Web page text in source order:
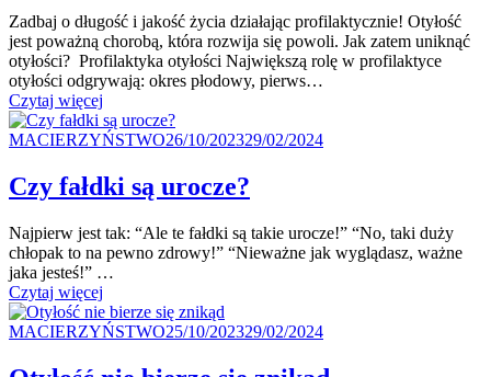
Zadbaj o długość i jakość życia działając profilaktycznie! Otyłość
jest poważną chorobą, która rozwija się powoli. Jak zatem uniknąć
otyłości? Profilaktyka otyłości Największą rolę w profilaktyce
otyłości odgrywają: okres płodowy, pierws…
Czytaj więcej
uniknąć
otyłości
działaj
profilaktycznie!"
Kategoria
MACIERZYŃSTWOPosted
26/10/202329/02/2024
Czy fałdki są urocze?
Najpierw jest tak: “Ale te fałdki są takie urocze!” “No, taki duży
chłopak to na pewno zdrowy!” “Nieważne jak wyglądasz, ważne
jaka jesteś!” …
Czytaj więcej
są urocze?"
Kategoria
MACIERZYŃSTWOPosted
25/10/202329/02/2024